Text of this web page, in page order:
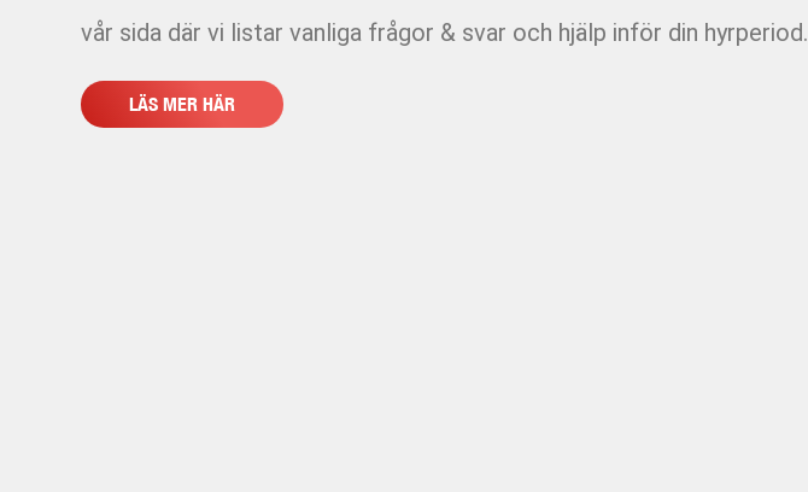
vår sida där vi listar vanliga frågor & svar och hjälp inför din hyrperiod.
LÄS MER HÄR